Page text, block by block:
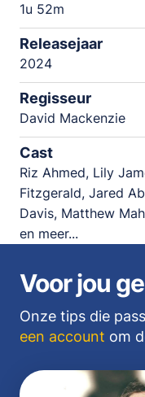
1u 52m
Releasejaar
2024
Regisseur
David Mackenzie
Cast
Riz Ahmed, Lily
Fitzgerald, Jared
Davis, Matthew
en meer...
Voor jou
Onze tips die
een account om